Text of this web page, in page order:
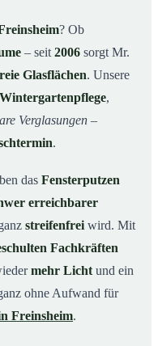
? Ob
– seit 2006 sorgt Mr.
Glasflächen. Unsere
Wintergartenpflege,
Verglasungen –
.
das Fensterputzen
erreichbarer
streifenfrei wird. Mit
Fachkräften
mehr Licht und ein
ohne Aufwand für
Freinsheim.